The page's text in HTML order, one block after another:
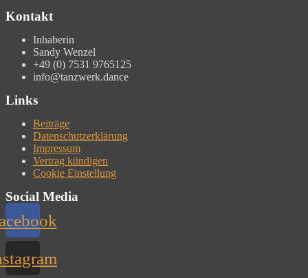
Kontakt
Inhaberin
Sandy Wenzel
+49 (0) 7531 9765125
info@tanzwerk.dance
Links
Beiträge
Datenschutzerklärung
Impressum
Vertrag kündigen
Cookie Einstellung
Social Media